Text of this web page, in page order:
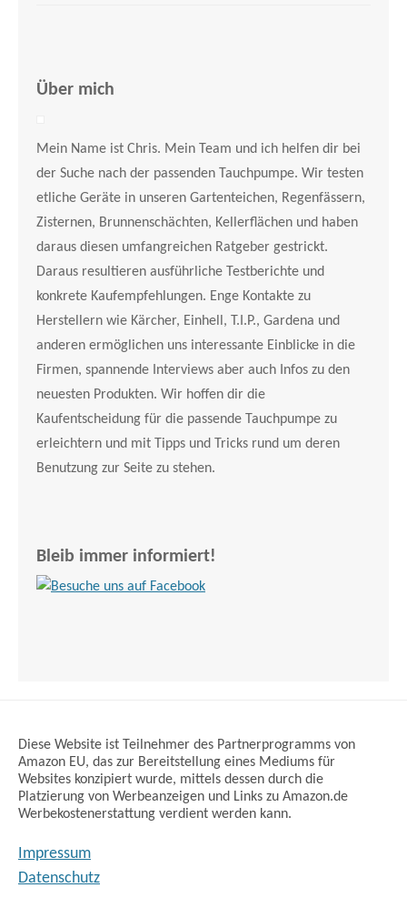
Über mich
Mein Name ist Chris. Mein Team und ich helfen dir bei
der Suche nach der passenden Tauchpumpe. Wir testen
etliche Geräte in unseren Gartenteichen, Regenfässern,
Zisternen, Brunnenschächten, Kellerflächen und haben
daraus diesen umfangreichen Ratgeber gestrickt.
Daraus resultieren ausführliche Testberichte und
konkrete Kaufempfehlungen. Enge Kontakte zu
Herstellern wie Kärcher, Einhell, T.I.P., Gardena und
anderen ermöglichen uns interessante Einblicke in die
Firmen, spannende Interviews aber auch Infos zu den
neuesten Produkten. Wir hoffen dir die
Kaufentscheidung für die passende Tauchpumpe zu
erleichtern und mit Tipps und Tricks rund um deren
Benutzung zur Seite zu stehen.
Bleib immer informiert!
Diese Website ist Teilnehmer des Partnerprogramms von
Amazon EU, das zur Bereitstellung eines Mediums für
Websites konzipiert wurde, mittels dessen durch die
Platzierung von Werbeanzeigen und Links zu Amazon.de
Werbekostenerstattung verdient werden kann.
Impressum
Datenschutz